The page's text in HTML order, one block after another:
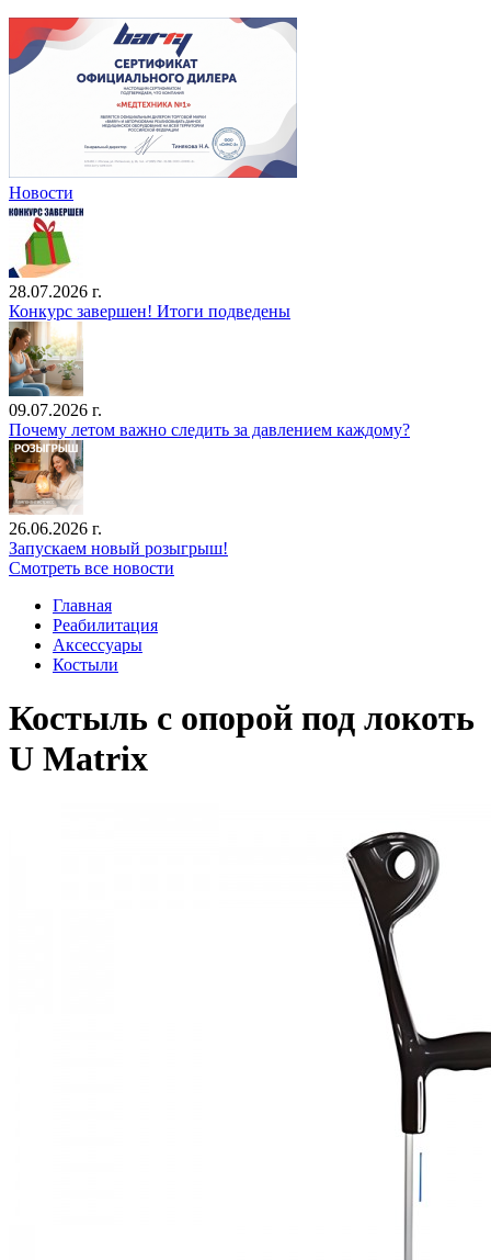
Новости
28.07.2026 г.
Конкурс завершен! Итоги подведены
09.07.2026 г.
Почему летом важно следить за давлением каждому?
26.06.2026 г.
Запускаем новый розыгрыш!
Смотреть все новости
Главная
Реабилитация
Аксессуары
Костыли
Костыль с опорой под локоть
U Matrix